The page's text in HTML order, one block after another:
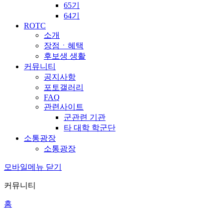
65기
64기
ROTC
소개
장점ㆍ혜택
후보생 생활
커뮤니티
공지사항
포토갤러리
FAQ
관련사이트
군관련 기관
타 대학 학군단
소통광장
소통광장
모바일메뉴 닫기
커뮤니티
홈